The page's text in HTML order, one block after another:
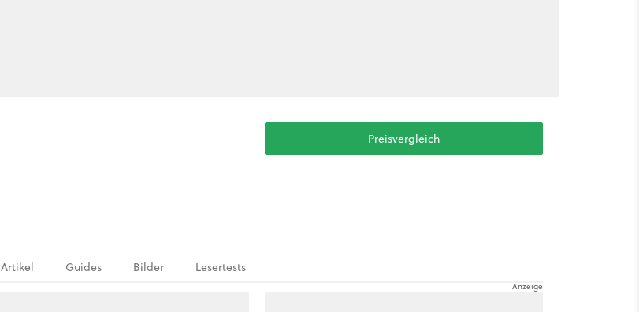
Preisvergleich
Artikel Guides Bilder Lesertests